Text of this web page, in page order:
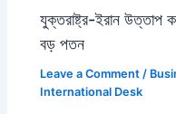
যুক্তরাষ্ট্র-ইরান উত্তাপ
বড় পতন
Leave a Comment /
International Desk